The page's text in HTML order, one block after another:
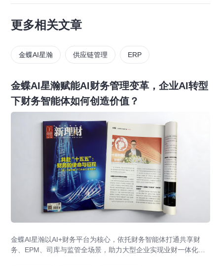
更多相关文章
金蝶AI星瀚 供应链管理 ERP
金蝶AI星瀚赋能AI财务管理变革，企业AI转型
下财务智能体如何创造价值？
金蝶AI星瀚以AI+财务平台为核心，依托财务智能体打通共享财
务、EPM、司库与监管全场景，助力大型企业实现业财一体化与